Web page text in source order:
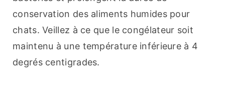
conservation des aliments humides pour
chats. Veillez à ce que le congélateur soit
maintenu à une température inférieure à 4
degrés centigrades.